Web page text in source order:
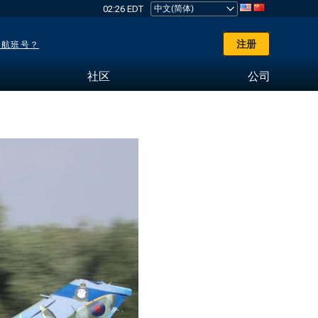
02:26 EDT
班号？ 注册
社区 公司